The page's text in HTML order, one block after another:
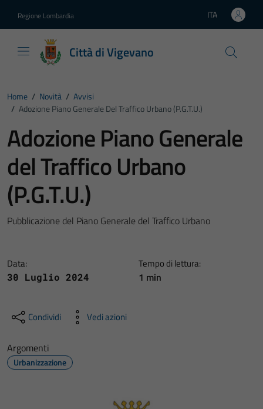
Regione Lombardia Lingua attiva:
ITA
Città di Vigevano
Home / Novità / Avvisi
/ Adozione Piano Generale Del Traffico Urbano (P.G.T.U.)
Adozione Piano Generale
del Traffico Urbano
(P.G.T.U.)
Pubblicazione del Piano Generale del Traffico Urbano
Data:
30 Luglio 2024
Tempo di lettura:
1 min
Condividi Vedi azioni
Argomenti
Urbanizzazione